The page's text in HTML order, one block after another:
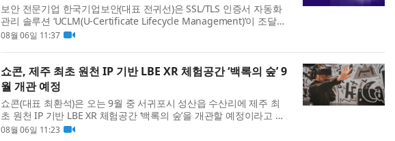
보안 전문기업 한국기업보안(대표 전귀선)은 SSL/TLS 인증서 자동화
관리 솔루션 ‘UCLM(U-Certificate Lifecycle Management)’이 조달청
디지털서비스몰에 공식 등록됐다고 밝혔다. 이번 등록으로 공공기관
08월 06일 11:37
쇼콘, 제주 최초 원천 IP 기반 LBE XR 체험공간 ‘백록의 숲’ 9
월 개관 예정
쇼콘(대표 최환석)은 오는 9월 중 서귀포시 성산읍 수산리에 제주 최
초 원천 IP 기반 LBE XR 체험공간 ‘백록의 숲’을 개관할 예정이라고 밝
혔다. ‘백록의 숲’은 관람객이 전시를 바라보는 데 머무르지 않고, VR
08월 06일 11:23